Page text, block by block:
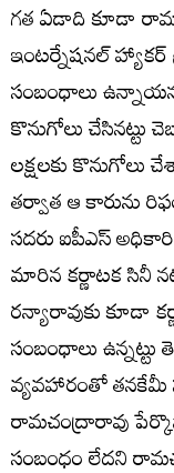
గ‌త ఏడాది కూడా
ఇంట‌ర్నేష‌న‌ల్
సంబంధాలు
కొనుగోలు చేసినట్టు
లక్షలకు
త‌ర్వాత ఆ కారును
స‌ద‌రు ఐపీఎస్
మారిన క‌ర్ణాట‌క సినీ
ర‌న్యారావుకు
సంబంధాలు ఉన్న‌ట్టు
వ్య‌వ‌హారంతో త‌న‌కేమీ
రామ‌చంద్రారావు
సంబంధం లేద‌ని